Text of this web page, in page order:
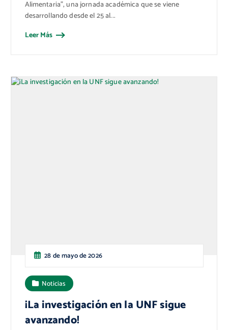
Alimentaria”, una jornada académica que se viene
desarrollando desde el 25 al...
Leer Más
28 de mayo de 2026
Noticias
¡La investigación en la UNF sigue
avanzando!